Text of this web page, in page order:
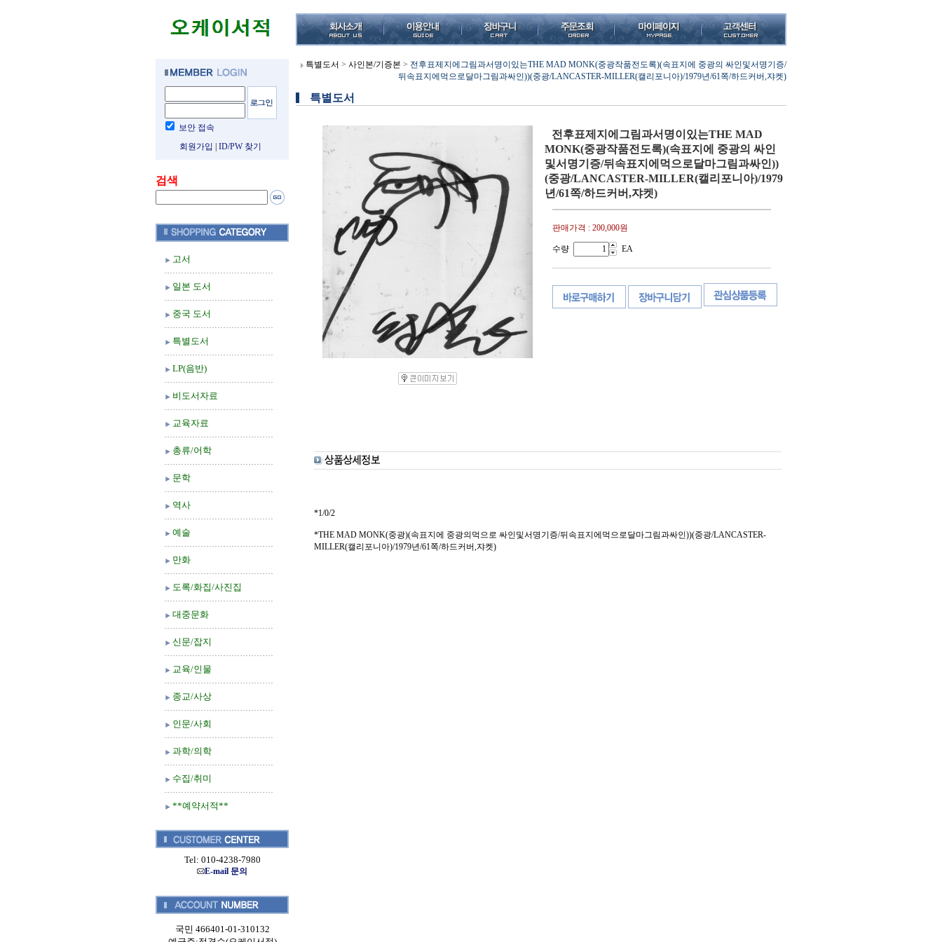
보안 접속
회원가입
ID/PW 찾기
검색
고서
일본 도서
중국 도서
특별도서
LP(음반)
비도서자료
교육자료
총류/어학
문학
역사
예술
만화
도록/화집/사진집
대중문화
신문/잡지
교육/인물
종교/사상
인문/사회
과학/의학
수집/취미
**예약서적**
Tel: 010-4238-7980
E-mail 문의
국민 466401-01-310132
특별도서 > 사인본/기증본 > 전후표제지에그림과서명이있는THE MAD MONK(중광작품전도록)(속표지에 중광의 싸인및서명기증/
뒤속표지에먹으로달마그림과싸인))(중광/LANCASTER-MILLER(캘리포니아)/1979년/61쪽/하드커버,쟈켓)
특별도서
전후표제지에그림과서명이있는THE MAD
MONK(중광작품전도록)(속표지에 중광의 싸인
및서명기증/뒤속표지에먹으로달마그림과싸인))
(중광/LANCASTER-MILLER(캘리포니아)/1979
년/61쪽/하드커버,쟈켓)
판매가격 : 200,000원
수량 EA
*1/0/2
*THE MAD MONK(중광)(속표지에 중광의먹으로 싸인및서명기증/뒤속표지에먹으로달마그림과싸인))(중광/LANCASTER-
MILLER(캘리포니아)/1979년/61쪽/하드커버,쟈켓)